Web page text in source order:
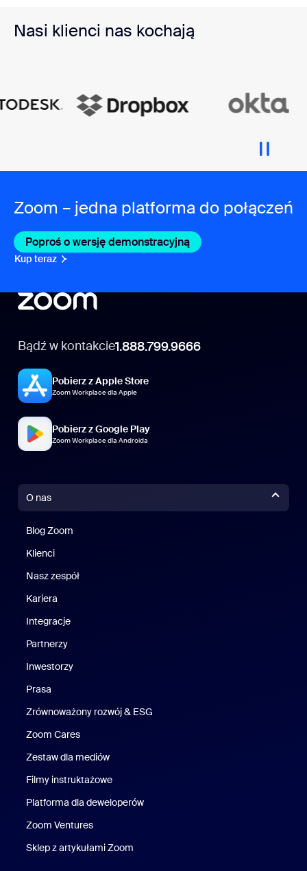
Nasi klienci nas kochają
Zoom – jedna platforma do połączeń
Poproś o wersję demonstracyjną
Kup teraz
Bądź w kontakcie1.888.799.9666
Pobierz z Apple Store
Zoom Workplace dla Apple
Pobierz z Google Play
Zoom Workplace dla Androida
O nas
Blog Zoom
Klienci
Nasz zespół
Kariera
Integracje
Partnerzy
Inwestorzy
Prasa
Zrównoważony rozwój & ESG
Zoom Cares
Zestaw dla mediów
Filmy instruktażowe
Platforma dla deweloperów
Zoom Ventures
Sklep z artykułami Zoom